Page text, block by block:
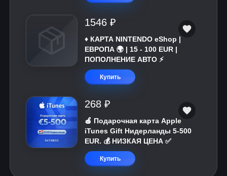
1546 ₽
♦️ КАРТА NINTENDO eShop |
ЕВРОПА 🌍 | 15 - 100 EUR |
ПОПОЛНЕНИЕ АВТО ⚡
Купить
268 ₽
🍎 Подарочная карта Apple
iTunes Gift Нидерланды 5-500
EUR. 💰 НИЗКАЯ ЦЕНА ✅
Купить